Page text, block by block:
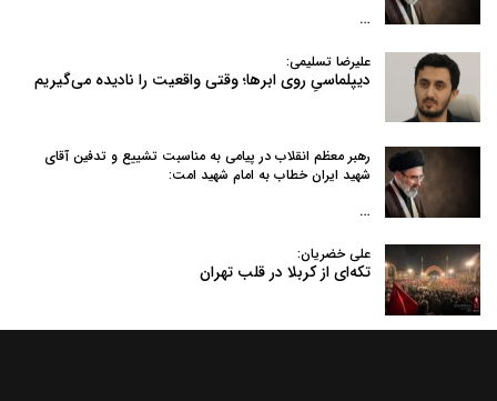
…
علیرضا تسلیمی:
دیپلماسیِ روی ابرها؛ وقتی واقعیت را نادیده می‌گیریم
رهبر معظم انقلاب در پیامی به‌ مناسبت تشییع و تدفین آقای
شهید ایران خطاب به امام شهید امت:
…
علی خضریان:
تکه‌ای از کربلا در قلب تهران